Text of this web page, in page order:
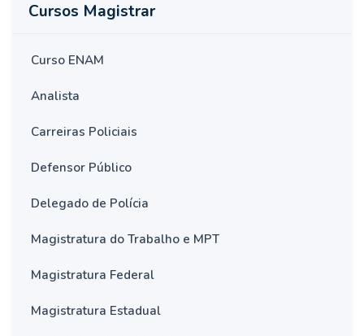
Cursos Magistrar
Curso ENAM
Analista
Carreiras Policiais
Defensor Público
Delegado de Polícia
Magistratura do Trabalho e MPT
Magistratura Federal
Magistratura Estadual